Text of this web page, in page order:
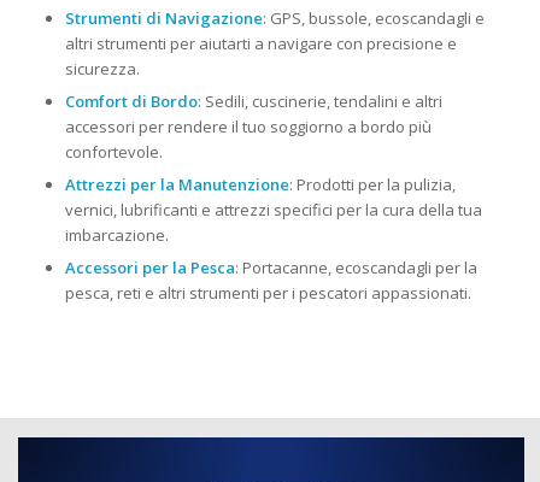
Strumenti di Navigazione: GPS, bussole, ecoscandagli e
altri strumenti per aiutarti a navigare con precisione e
sicurezza.
Comfort di Bordo: Sedili, cuscinerie, tendalini e altri
accessori per rendere il tuo soggiorno a bordo più
confortevole.
Attrezzi per la Manutenzione: Prodotti per la pulizia,
vernici, lubrificanti e attrezzi specifici per la cura della tua
imbarcazione.
Accessori per la Pesca: Portacanne, ecoscandagli per la
pesca, reti e altri strumenti per i pescatori appassionati.